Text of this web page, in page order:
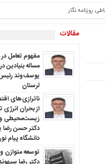
مقالات
مفهوم تعامل
مساله بنیادین
یوسف‌وند رئیس
لرستان
ناترازی‌های
از بحران
زیست‌محیطی و
دکتر حسن رضا
دانشگاه پیام
توسعه متوازن